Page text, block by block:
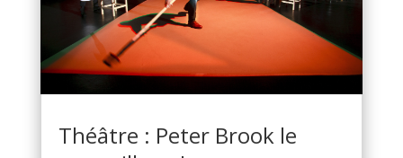
Théâtre : Peter Brook le